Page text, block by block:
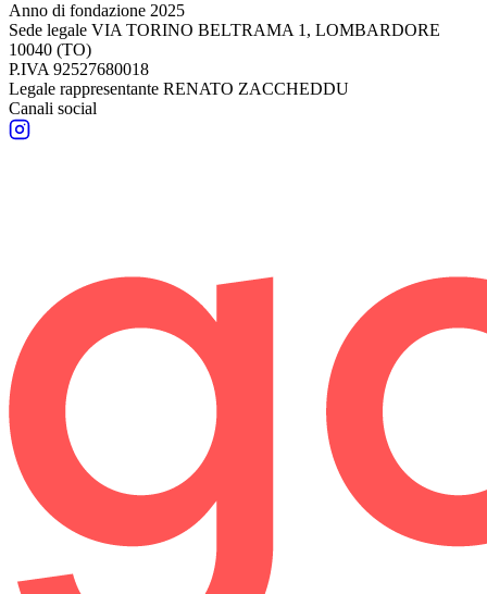
Anno di fondazione 2025
Sede legale VIA TORINO BELTRAMA 1, LOMBARDORE
10040 (TO)
P.IVA 92527680018
Legale rappresentante RENATO ZACCHEDDU
Canali social